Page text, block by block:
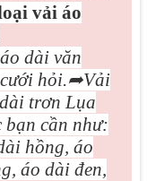
vải áo
dài văn
hỏi.➦Vải
trơn Lụa
bạn cần như:
hồng, áo
áo dài đen,